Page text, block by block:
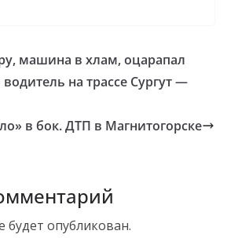
машина в хлам, оцарапал
на трассе Сургут —
в бок. ДТП в Магнитогорске
будет опубликован.